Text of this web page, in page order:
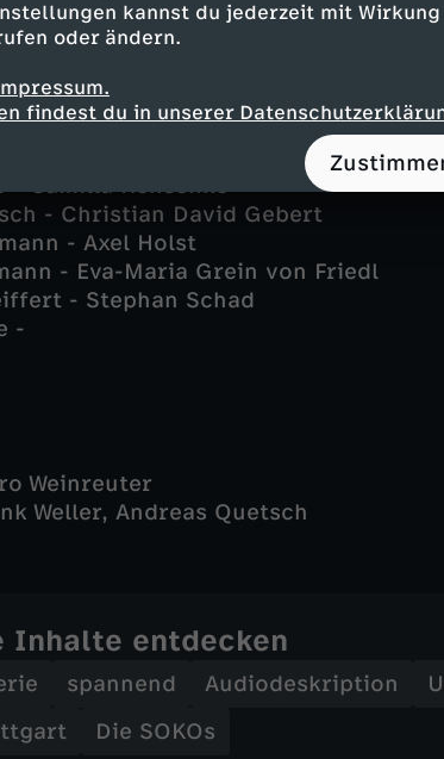
kannst du jederzeit mit
oder ändern.
findest du in unserer
- Karl Kranzkowski
- Mike Zaka Sommerfeldt
- Florian Wünsche
Schrothmann - Michael Gaedt
Sonntag - Christian Pätzold
- Camilla Renschke
- Christian David Gebert
- Axel Holst
- Eva-Maria Grein von Friedl
- Stephan Schad
-
Weinreuter
Weller, Andreas Quetsch
Inhalte entdecken
spannend Audiodeskription
Die SOKOs